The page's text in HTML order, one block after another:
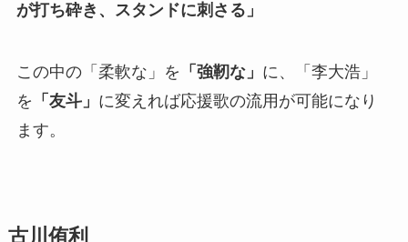
が打ち砕き、スタンドに刺さる」
この中の「柔軟な」を 「強靭な」 に、「李大浩」
を 「友斗」 に変えれば応援歌の流用が可能になり
ます。
古川侑利